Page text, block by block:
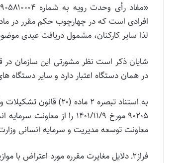
لذا سایر كاركنان، مشمول دریافت عیدی
در همان دستگاه اعتبار دارد و سایر دستگاه
به استناد تبصره ۲
معاونت توسعه مدیریت و سرمایه انسانی
فراز۲ـ دلایل مغایرت مقرره مورد اعتراض با موازین قانونی